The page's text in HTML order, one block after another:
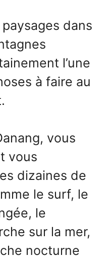
paysages dans
l’une
à faire au
vous
vous
dizaines de
le surf, le
le
sur la mer,
nocturne